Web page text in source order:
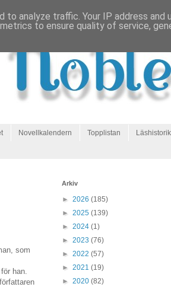
Novellkalendern Topplistan Läshistorik
som
han.
Arkiv
► 2026 (185)
► 2025 (139)
► 2024 (1)
► 2023 (76)
► 2022 (57)
► 2021 (19)
► 2020 (82)
analyze traffic. Your IP address and
to ensure quality of service,